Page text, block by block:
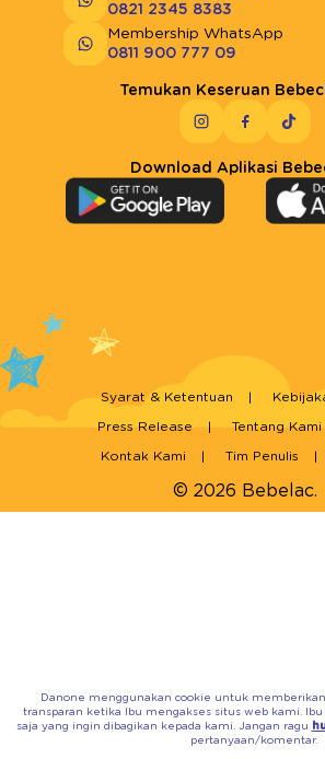
0821 2345 8383
Membership WhatsApp
0811 900 777 09
Temukan Keseruan
Download Aplikasi
© 2026 Bebelac.
Syarat & Ketentuan
Press Release Tentang Kami
Kontak Kami Tim Penulis
Danone menggunakan cookie untuk
transparan ketika Ibu mengakses situs web kami.
saja yang ingin dibagikan kepada kami. Jangan ragu
pertanyaan/komentar.